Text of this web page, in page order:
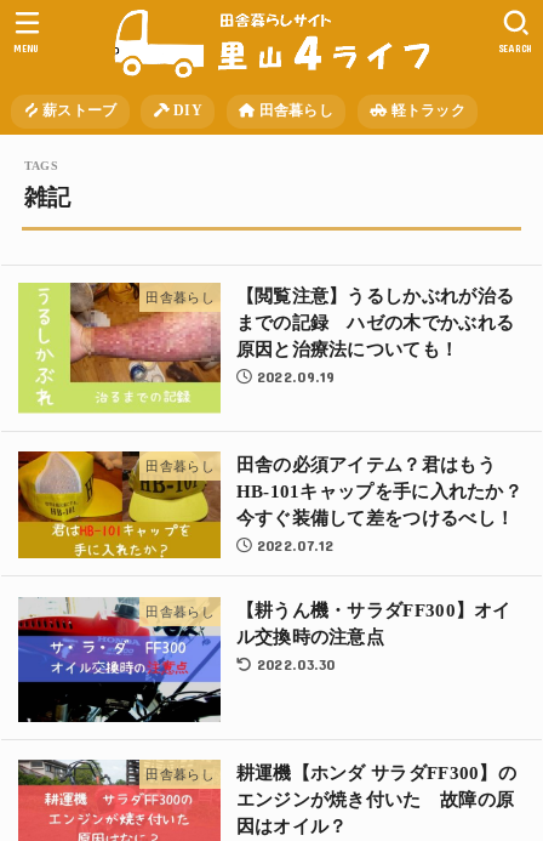
薪ストーブ DIY 田舎暮らし 軽トラック
SEARCH
MENU
雑記
田舎暮らし
【閲覧注意】うるしかぶれが治る
までの記録 ハゼの木でかぶれる
原因と治療法についても！
2022.09.19
田舎暮らし
田舎の必須アイテム？君はもう
HB-101キャップを手に入れたか？
今すぐ装備して差をつけるべし！
2022.07.12
田舎暮らし
【耕うん機・サラダFF300】オイ
ル交換時の注意点
2022.03.30
田舎暮らし
耕運機【ホンダ サラダFF300】の
エンジンが焼き付いた 故障の原
因はオイル？